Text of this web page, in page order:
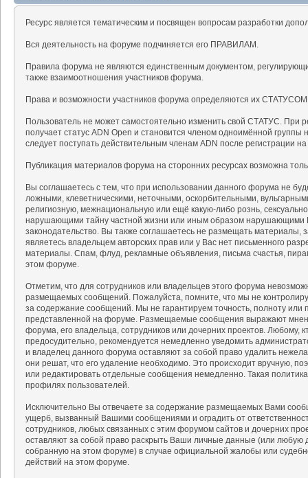
Ресурс является тематическим и посвящен вопросам разработки
Вся деятельность на форуме подчиняется его ПРАВИЛАМ.
Правила форума не являются единственным документом,
также взаимоотношения участников форума.
Права и возможности участников форума определяются их
Пользователь не может самостоятельно изменить свой СТАТУС. При
получает статус ADN Open и становится членом одноимённой
следует поступать действительным членам ADN после регистрации
Публикация материалов форума на сторонних ресурсах возможна
Вы соглашаетесь с тем, что при использовании данного форума не
ложными, клеветническими, неточными, оскорбительными,
религиозную, межнациональную или ещё какую-либо рознь,
нарушающими тайну частной жизни или иным образом нарушающими
законодательство. Вы также соглашаетесь не размещать
являетесь владельцем авторских прав или у Вас нет письменного
материалы. Спам, флуд, рекламные объявления, письма счастья,
этом форуме.
Отметим, что для сотрудников или владельцев этого форума
размещаемых сообщений. Пожалуйста, помните, что мы не
за содержание сообщений. Мы не гарантируем точность, полноту или
представленной на форуме. Размещаемые сообщения выражают
форума, его владельца, сотрудников или дочерних проектов. Любому,
предосудительно, рекомендуется немедленно уведомить
и владелец данного форума оставляют за собой право удалить
они решат, что его удаление необходимо. Это происходит вручную,
или редактировать отдельные сообщения немедленно. Такая
профилях пользователей.
Исключительно Вы отвечаете за содержание размещаемых Вами
ущерб, вызванный Вашими сообщениями и оградить от
сотрудников, любых связанных с этим форумом сайтов и дочерних
оставляют за собой право раскрыть Ваши личные данные (или
собранную на этом форуме) в случае официальной жалобы или
действий на этом форуме.